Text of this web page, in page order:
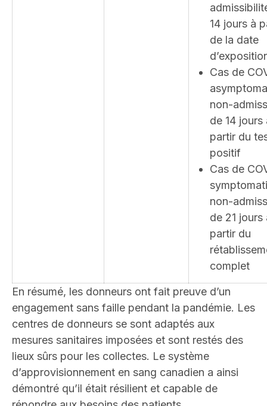
14 jours à
de la date
Cas de
non-
de 14 jours
partir du
positif
Cas de
non-
de 21 jours
partir du
complet
En résumé, les donneurs ont fait preuve d’un
engagement sans faille pendant la pandémie. Les
centres de donneurs se sont adaptés aux
mesures sanitaires imposées et sont restés des
lieux sûrs pour les collectes. Le système
d’approvisionnement en sang canadien a ainsi
démontré qu’il était résilient et capable de